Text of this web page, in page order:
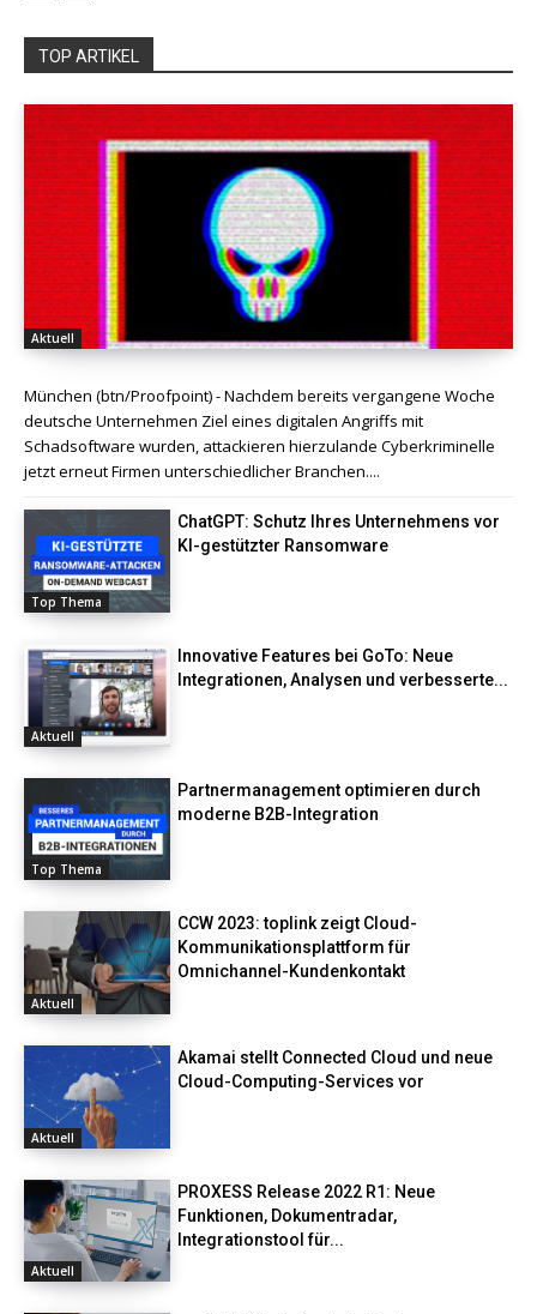
TOP ARTIKEL
Aktuell
München (btn/Proofpoint) - Nachdem bereits vergangene Woche
deutsche Unternehmen Ziel eines digitalen Angriffs mit
Schadsoftware wurden, attackieren hierzulande Cyberkriminelle
jetzt erneut Firmen unterschiedlicher Branchen....
Top Thema
ChatGPT: Schutz Ihres Unternehmens vor
KI-gestützter Ransomware
Aktuell
Innovative Features bei GoTo: Neue
Integrationen, Analysen und verbesserte...
Top Thema
Partnermanagement optimieren durch
moderne B2B-Integration
Aktuell
CCW 2023: toplink zeigt Cloud-
Kommunikationsplattform für
Omnichannel-Kundenkontakt
Aktuell
Akamai stellt Connected Cloud und neue
Cloud-Computing-Services vor
Aktuell
PROXESS Release 2022 R1: Neue
Funktionen, Dokumentradar,
Integrationstool für...